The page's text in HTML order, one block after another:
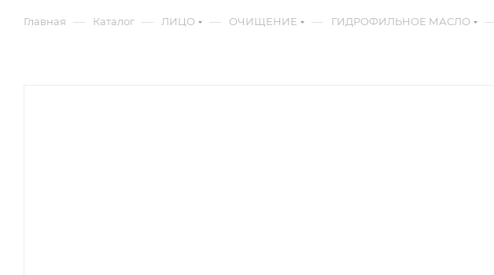
Главная — Каталог — ЛИЦО — ОЧИЩЕНИЕ — ГИДРОФИЛЬНОЕ МАСЛО